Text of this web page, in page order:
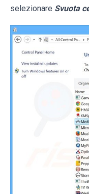
selezionare Svuota